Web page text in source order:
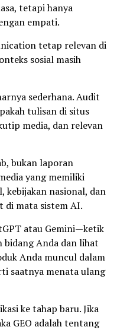
tetapi hanya
empati.
tetap relevan di
sosial masih
sederhana. Audit
tulisan di situs
media, dan relevan
bukan laporan
yang memiliki
kebijakan nasional, dan
di mata sistem AI.
atau Gemini—ketik
bidang Anda dan lihat
Anda muncul dalam
saatnya menata ulang
ke tahap baru. Jika
GEO adalah tentang